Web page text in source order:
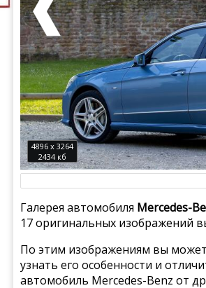
4896 x 3264
2434 кб
Галерея автомобиля Mercedes-
17 оригинальных изображений
По этим изображениям вы
узнать его особенности и
автомобиль Mercedes-Benz от